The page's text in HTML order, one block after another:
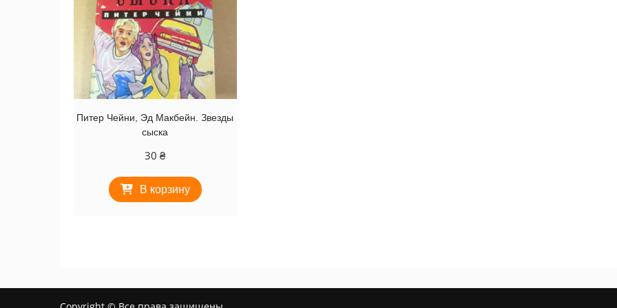
Питер Чейни, Эд Макбейн. Звезды
сыска
30₴
В корзину